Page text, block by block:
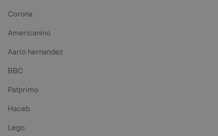
Corona
Americanino
Aario hernandez
BBC
Patprimo
Haceb
Lego